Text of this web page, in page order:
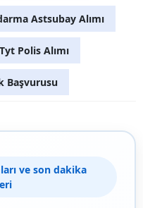
Astsubay Alımı
Polis Alımı
Başvurusu
ve son dakika